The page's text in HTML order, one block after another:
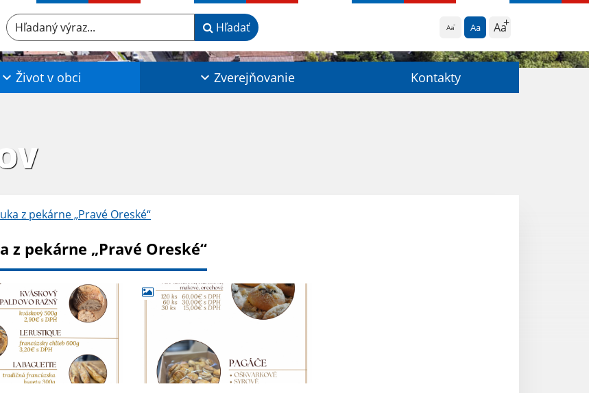
Aa Aa Aa
Hľadaný výraz... Hľadať
Život v obci Zverejňovanie Kontakty
z pekárne „Pravé Oreské“
z pekárne „Pravé Oreské“